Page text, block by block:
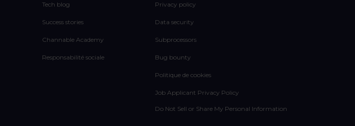
Tech blog
Success stories
Channable Academy
Responsabilité sociale
Privacy policy
Data security
Subprocessors
Bug bounty
Politique de cookies
Job Applicant Privacy Policy
Do Not Sell or Share My Personal Information